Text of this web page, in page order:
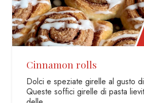
Cinnamon rolls
Dolci e speziate girelle al gusto
Queste soffici girelle di pasta